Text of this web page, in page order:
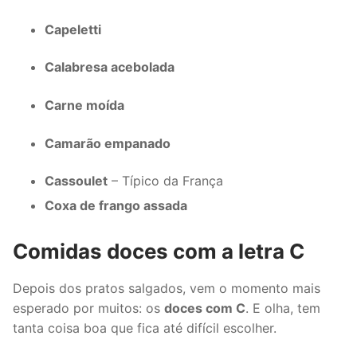
Capeletti
Calabresa acebolada
Carne moída
Camarão empanado
Cassoulet – Típico da França
Coxa de frango assada
Comidas doces com a letra C
Depois dos pratos salgados, vem o momento mais
esperado por muitos: os doces com C. E olha, tem
tanta coisa boa que fica até difícil escolher.